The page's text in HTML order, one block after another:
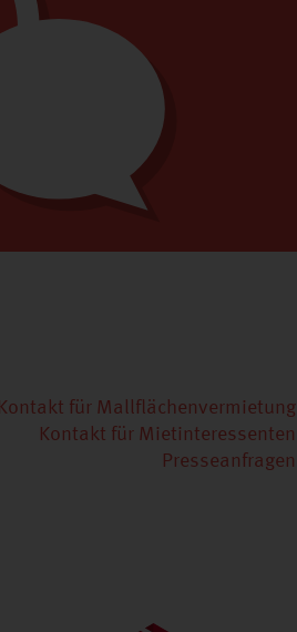
Kontakt für Mallflächenvermietung
Kontakt für Mietinteressenten
Presseanfragen